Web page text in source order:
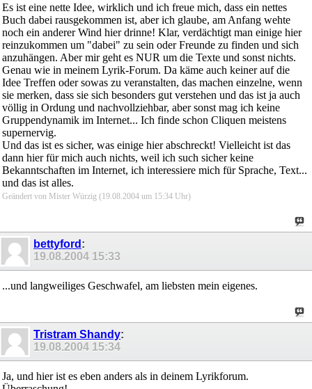
Es ist eine nette Idee, wirklich und ich freue mich, dass ein nettes
Buch dabei rausgekommen ist, aber ich glaube, am Anfang wehte
noch ein anderer Wind hier drinne! Klar, verdächtigt man einige hier
reinzukommen um "dabei" zu sein oder Freunde zu finden und sich
anzuhängen. Aber mir geht es NUR um die Texte und sonst nichts.
Genau wie in meinem Lyrik-Forum. Da käme auch keiner auf die
Idee Treffen oder sowas zu veranstalten, das machen einzelne, wenn
sie merken, dass sie sich besonders gut verstehen und das ist ja auch
völlig in Ordung und nachvollziehbar, aber sonst mag ich keine
Gruppendynamik im Internet... Ich finde schon Cliquen meistens
supernervig.
Und das ist es sicher, was einige hier abschreckt! Vielleicht ist das
dann hier für mich auch nichts, weil ich such sicher keine
Bekanntschaften im Internet, ich interessiere mich für Sprache, Text...
und das ist alles.
Geändert von Mister Würzig (19.08.2004 um 15:34 Uhr)
bettyford :
19.08.2004 15:33
...und langweiliges Geschwafel, am liebsten mein eigenes.
Tristram Shandy:
19.08.2004 15:34
Ja, und hier ist es eben anders als in deinem Lyrikforum.